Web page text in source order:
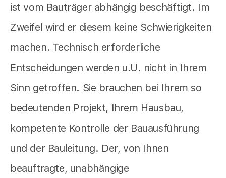
ist vom Bauträger abhängig beschäftigt. Im
Zweifel wird er diesem keine Schwierigkeiten
machen. Technisch erforderliche
Entscheidungen werden u.U. nicht in Ihrem
Sinn getroffen. Sie brauchen bei Ihrem so
bedeutenden Projekt, Ihrem Hausbau,
kompetente Kontrolle der Bauausführung
und der Bauleitung. Der, von Ihnen
beauftragte, unabhängige